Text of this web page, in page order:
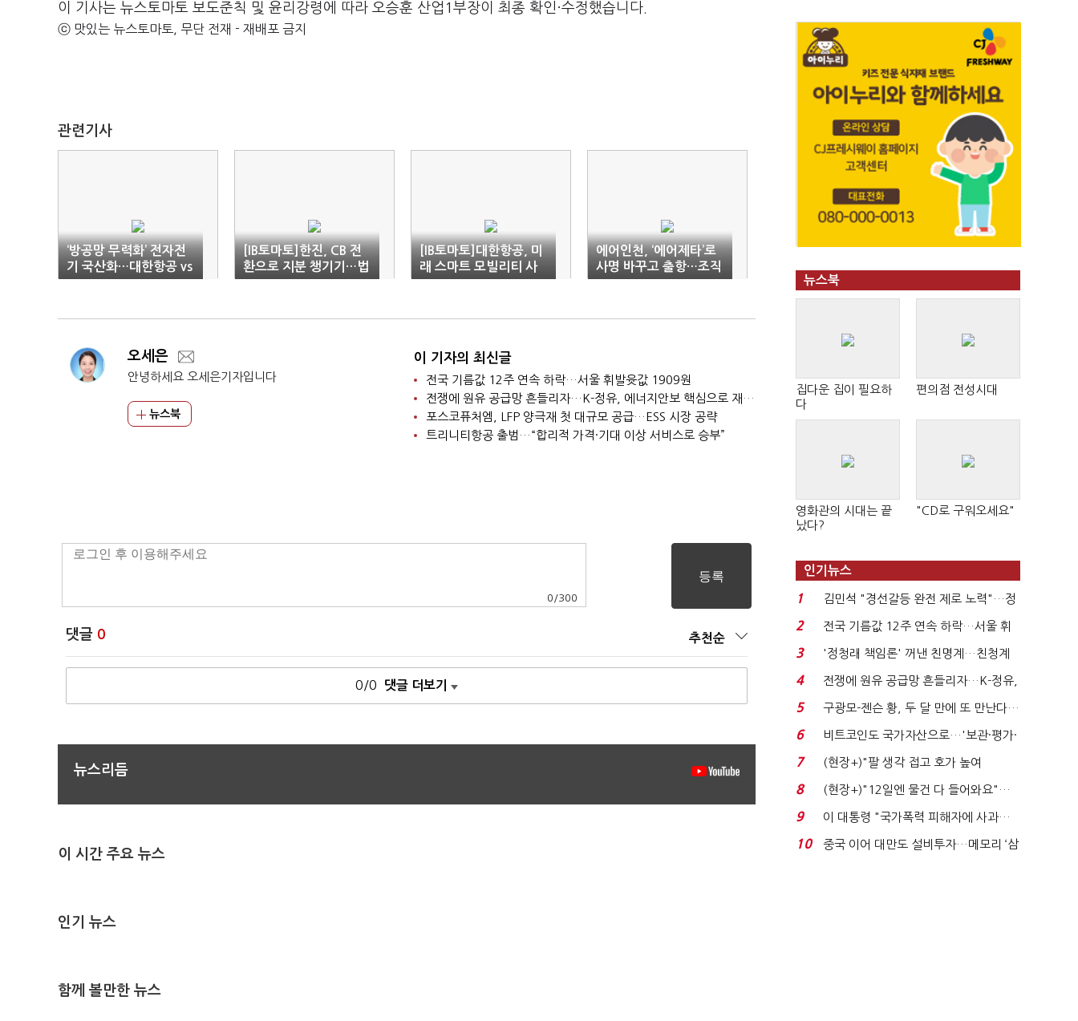
이 기사는 뉴스토마토 보도준칙 및 윤리강령에 따라 오승훈 산업1부장이 최종 확인·수정했습니다.
ⓒ 맛있는 뉴스토마토, 무단 전재 - 재배포 금지
관련기사
‘방공망 무력화’ 전자전
기 국산화…대한항공 vs
KAI 격돌
[IB토마토]한진, CB 전
환으로 지분 챙기기…법
적 논란 불씨
[IB토마토]대한항공, 미
래 스마트 모빌리티 사
업 비전 제시
에어인천, ‘에어제타’로
사명 바꾸고 출항…조직
통합은 숙제
오세은
안녕하세요 오세은기자입니다
뉴스북
이 기자의 최신글
전국 기름값 12주 연속 하락…서울 휘발윳값 1909원
전쟁에 원유 공급망 흔들리자…K-정유, 에너지안보 핵심으로 재부상
포스코퓨처엠, LFP 양극재 첫 대규모 공급…ESS 시장 공략
트리니티항공 출범…“합리적 가격·기대 이상 서비스로 승부”
0 /300
댓글 0 추천순
0/0 댓글 더보기
뉴스리듬
이 시간 주요 뉴스
인기 뉴스
함께 볼만한 뉴스
뉴스북
집다운 집이 필요하
다
편의점 전성시대
영화관의 시대는 끝
났다?
"CD로 구워오세요"
인기뉴스
1
김민석 "경선갈등 완전 제로 노력"…정
청래 "반명 공세 사...
2
전국 기름값 12주 연속 하락…서울 휘
발윳값 1909원...
3
'정청래 책임론' 꺼낸 친명계…친청계
는 추가투표 때리기...
4
전쟁에 원유 공급망 흔들리자…K-정유,
에너지안보 핵심...
5
구광모-젠슨 황, 두 달 만에 또 만난다…
로봇·AI 등 논...
6
비트코인도 국가자산으로…'보관·평가·
처분' 기준은 ...
7
(현장+)"팔 생각 접고 호가 높여
요"…'덜 똘똘한 한 채' 20...
8
(현장+)"12일엔 물건 다 들어와요"…
빈 매대 채우며 문 연 ...
9
이 대통령 "국가폭력 피해자에 사과…
적극적 조사로 진...
10
중국 이어 대만도 설비투자…메모리 ‘삼